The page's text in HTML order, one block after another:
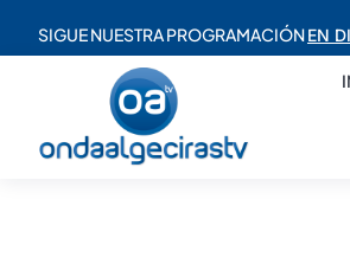
SIGUE NUESTRA PROGRAMACIÓNEN